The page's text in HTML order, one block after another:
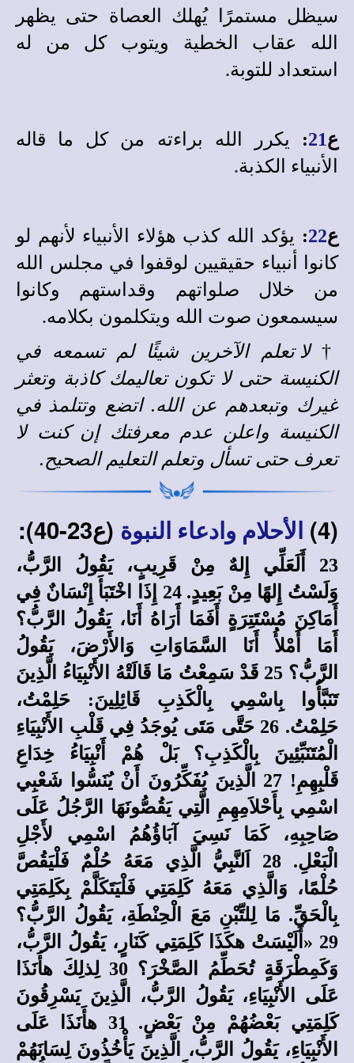
سيظل مستمرًا يُهلك العصاة حتى يظهر
الله عقاب الخطية ويتوب كل من له
استعداد للتوبة.
ع21
: يكرر الله براءته من كل ما قاله
الأنبياء الكذبة.
ع22
: يؤكد الله كذب هؤلاء الأنبياء لأنهم لو
كانوا أنبياء حقيقيين لوقفوا في مجلس الله
من خلال صلواتهم وقداستهم وكانوا
سيسمعون صوت الله ويتكلمون بكلامه.
†لا تعلم الآخرين شيئًا لم تسمعه في
الكنيسة حتى لا تكون تعاليمك كاذبة وتعثر
غيرك وتبعدهم عن الله. اتضع وتتلمذ في
الكنيسة واعلن عدم معرفتك إن كنت لا
تعرف حتى تسأل وتعلم التعليم الصحيح.
(4) الأحلام وادعاء النبوة (ع23-40):
23 أَلَعَلِّي إِلهٌ مِنْ قَرِيبٍ، يَقُولُ الرَّبُّ،
وَلَسْتُ إِلهًا مِنْ بَعِيدٍ. 24 إِذَا اخْتَبَأَ إِنْسَانٌ فِي
أَمَاكِنَ مُسْتَتِرَةٍ أَفَمَا أَرَاهُ أَنَا، يَقُولُ الرَّبُّ؟
أَمَا أَمْلأُ أَنَا السَّمَاوَاتِ وَالأَرْضَ، يَقُولُ
الرَّبُّ؟ 25 قَدْ سَمِعْتُ مَا قَالَتْهُ الأَنْبِيَاءُ الَّذِينَ
تَنَبَّأُوا بِاسْمِي بِالْكَذِبِ قَائِلِينَ: حَلِمْتُ،
حَلِمْتُ. 26 حَتَّى مَتَى يُوجَدُ فِي قَلْبِ الأَنْبِيَاءِ
الْمُتَنَبِّئِينَ بِالْكَذِبِ؟ بَلْ هُمْ أَنْبِيَاءُ خِدَاعِ
قَلْبِهِمِ! 27 الَّذِينَ يُفَكِّرُونَ أَنْ يُنَسُّوا شَعْبِي
اسْمِي بِأَحْلاَمِهِمِ الَّتِي يَقُصُّونَهَا الرَّجُلُ عَلَى
صَاحِبِهِ، كَمَا نَسِيَ آبَاؤُهُمُ اسْمِي لأَجْلِ
الْبَعْلِ. 28 اَلنَّبِيُّ الَّذِي مَعَهُ حُلْمٌ فَلْيَقُصَّ
حُلْمًا، وَالَّذِي مَعَهُ كَلِمَتِي فَلْيَتَكَلَّمْ بِكَلِمَتِي
بِالْحَقِّ. مَا لِلتِّبْنِ مَعَ الْحِنْطَةِ، يَقُولُ الرَّبُّ؟
29 «أَلَيْسَتْ هكَذَا كَلِمَتِي كَنَارٍ، يَقُولُ الرَّبُّ،
وَكَمِطْرَقَةٍ تُحَطِّمُ الصَّخْرَ؟ 30 لِذلِكَ هأَنَذَا
عَلَى الأَنْبِيَاءِ، يَقُولُ الرَّبُّ، الَّذِينَ يَسْرِقُونَ
كَلِمَتِي بَعْضُهُمْ مِنْ بَعْضٍ. 31 هأَنَذَا عَلَى
الأَنْبِيَاءِ، يَقُولُ الرَّبُّ، الَّذِينَ يَأْخُذُونَ لِسَانَهُمْ